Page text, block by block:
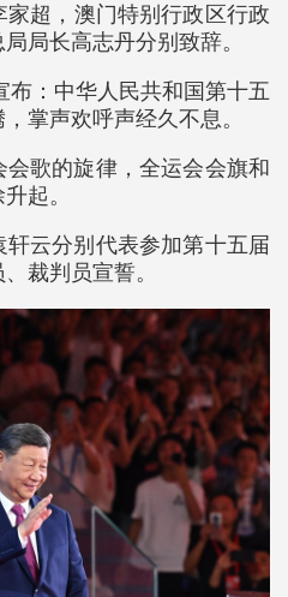
超，澳门特别行政区行政
局长高志丹分别致辞。
布：中华人民共和国第十五
掌声欢呼声经久不息。
歌的旋律，全运会会旗和
起。
轩云分别代表参加第十五届
裁判员宣誓。